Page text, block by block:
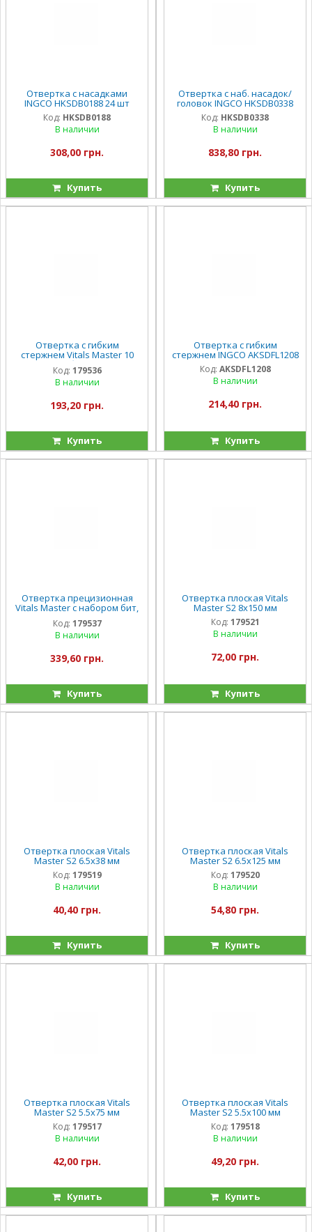
Отвертка с насадками
INGCO HKSDB0188 24 шт
Код: HKSDB0188
В наличии
308,00 грн.
Купить
Отвертка с наб. насадок/
головок INGCO HKSDB0338
Код: HKSDB0338
В наличии
838,80 грн.
Купить
Отвертка с гибким
стержнем Vitals Master 10
бит
Код: 179536
В наличии
193,20 грн.
Купить
Отвертка с гибким
стержнем INGCO AKSDFL1208
Код: AKSDFL1208
В наличии
214,40 грн.
Купить
Отвертка прецизионная
Vitals Master с набором бит,
32 шт
Код: 179537
В наличии
339,60 грн.
Купить
Отвертка плоская Vitals
Master S2 8х150 мм
Код: 179521
В наличии
72,00 грн.
Купить
Отвертка плоская Vitals
Master S2 6.5х38 мм
Код: 179519
В наличии
40,40 грн.
Купить
Отвертка плоская Vitals
Master S2 6.5х125 мм
Код: 179520
В наличии
54,80 грн.
Купить
Отвертка плоская Vitals
Master S2 5.5х75 мм
Код: 179517
В наличии
42,00 грн.
Купить
Отвертка плоская Vitals
Master S2 5.5х100 мм
Код: 179518
В наличии
49,20 грн.
Купить